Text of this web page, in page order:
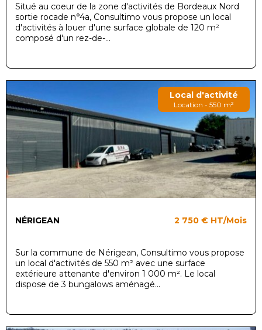
Situé au coeur de la zone d'activités de Bordeaux Nord
sortie rocade n°4a, Consultimo vous propose un local
d'activités à louer d'une surface globale de 120 m²
composé d'un rez-de-...
Local d'activité
Location - 550 m²
NÉRIGEAN 2 750 € HT/Mois
Sur la commune de Nérigean, Consultimo vous propose
un local d'activités de 550 m² avec une surface
extérieure attenante d'environ 1 000 m². Le local
dispose de 3 bungalows aménagé...